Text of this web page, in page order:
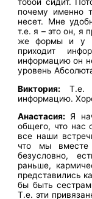
почему именно
несет. Мне
т.е. я – это он, я
же формы и у
приходит
информацию он
уровень
Виктория: Т.е.
информацию.
Анастасия: Я
общего, что нас
все наши
что мы вместе
безусловно,
раньше,
представились
бы быть
Т.е. эти